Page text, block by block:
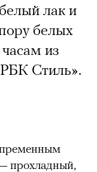
лак и
белых
из
Стиль».
прохладный,